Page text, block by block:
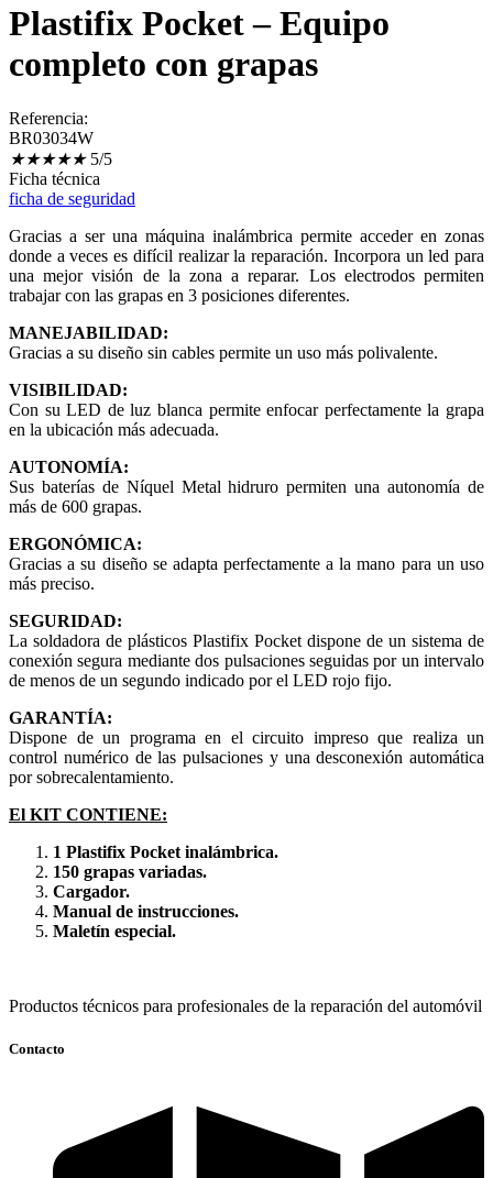
Plastifix Pocket – Equipo
completo con grapas
Referencia:
BR03034W
★★★★★ 5/5
Ficha técnica
ficha de seguridad
Gracias a ser una máquina inalámbrica permite acceder en zonas
donde a veces es difícil realizar la reparación. Incorpora un led para
una mejor visión de la zona a reparar. Los electrodos permiten
trabajar con las grapas en 3 posiciones diferentes.
MANEJABILIDAD:
Gracias a su diseño sin cables permite un uso más polivalente.
VISIBILIDAD:
Con su LED de luz blanca permite enfocar perfectamente la grapa
en la ubicación más adecuada.
AUTONOMÍA:
Sus baterías de Níquel Metal hidruro permiten una autonomía de
más de 600 grapas.
ERGONÓMICA:
Gracias a su diseño se adapta perfectamente a la mano para un uso
más preciso.
SEGURIDAD:
La soldadora de plásticos Plastifix Pocket dispone de un sistema de
conexión segura mediante dos pulsaciones seguidas por un intervalo
de menos de un segundo indicado por el LED rojo fijo.
GARANTÍA:
Dispone de un programa en el circuito impreso que realiza un
control numérico de las pulsaciones y una desconexión automática
por sobrecalentamiento.
El KIT CONTIENE:
1 Plastifix Pocket inalámbrica.
150 grapas variadas.
Cargador.
Manual de instrucciones.
Maletín especial.
Productos técnicos para profesionales de la reparación del automóvil
Contacto